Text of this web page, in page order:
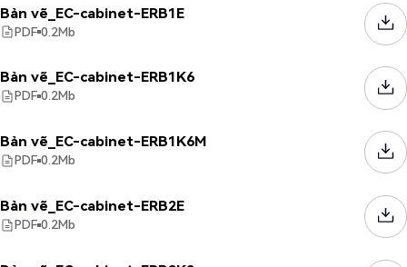
Bản vẽ_EC-cabinet-ERB1E
PDF 0.2Mb
Bản vẽ_EC-cabinet-ERB1K6
PDF 0.2Mb
Bản vẽ_EC-cabinet-ERB1K6M
PDF 0.2Mb
Bản vẽ_EC-cabinet-ERB2E
PDF 0.2Mb